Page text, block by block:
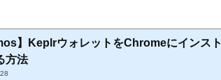
】KeplrウォレットをChromeにインスト
方法